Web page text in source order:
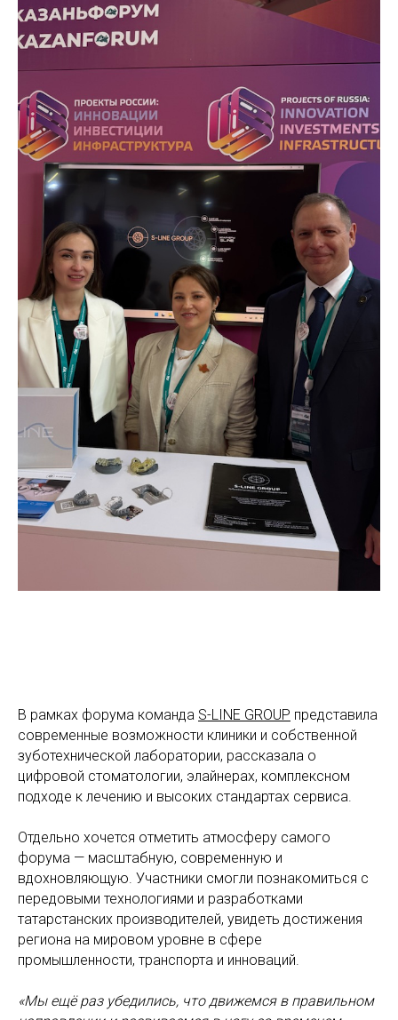
В рамках форума команда S-LINE GROUP представила
современные возможности клиники и собственной
зуботехнической лаборатории, рассказала о
цифровой стоматологии, элайнерах, комплексном
подходе к лечению и высоких стандартах сервиса.
Отдельно хочется отметить атмосферу самого
форума — масштабную, современную и
вдохновляющую. Участники смогли познакомиться с
передовыми технологиями и разработками
татарстанских производителей, увидеть достижения
региона на мировом уровне в сфере
промышленности, транспорта и инноваций.
«Мы ещё раз убедились, что движемся в правильном